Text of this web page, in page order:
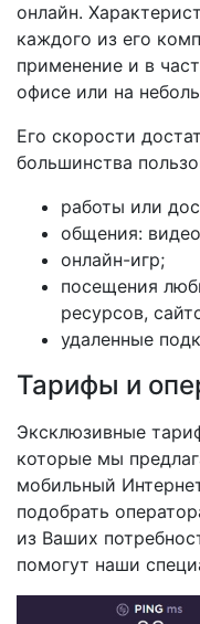
онлайн.
каждого из его
применение и в
офисе или на
Его скорости
большинства
работы или
общения:
онлайн-игр;
посещения
ресурсов,
удаленные
Тарифы и
Эксклюзивные
которые мы
мобильный
подобрать
из Ваших
помогут наши